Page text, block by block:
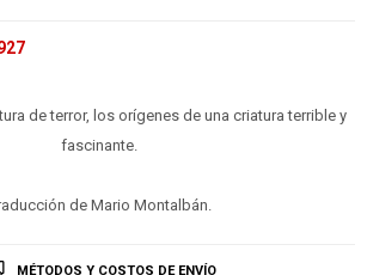
de terror, los orígenes de una criatura terrible y
fascinante.
de Mario Montalbán.
MÉTODOS Y COSTOS DE ENVÍO